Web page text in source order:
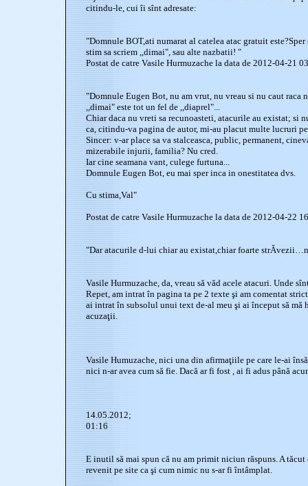
citindu-le, cui îi sînt adresate:
"Domnule BOT,ati numarat al catelea atac gratuit
stim sa scriem ,,dimai", sau alte nazbatii! "
Postat de catre Vasile Hurmuzache la data de 2012-04-21
"Domnule Eugen Bot, nu am vrut, nu vreau si nu caut raca
,,dimai" este tot un fel de ,,diaprel"...
Chiar daca nu vreti sa recunoasteti, atacurile au existat; si
ca, citindu-va pagina de autor, mi-au placut multe lucruri
Sincer: v-ar place sa va stalceasca, public, permanent,
mizerabile injurii, familia? Nu cred.
Iar cine seamana vant, culege furtuna...
Domnule Eugen Bot, eu mai sper inca in onestitatea dvs.
Cu stima,Val"
Postat de catre Vasile Hurmuzache la data de 2012-04-22
"Dar atacurile d-lui chiar au existat,chiar foarte
Vasile Hurmuzache, da, vreau să văd acele atacuri. Unde
Repet, am intrat în pagina ta pe 2 texte şi am comentat
ai intrat în subsolul unui text de-al meu şi ai început să mă
acuzaţii.
Vasile Humuzache, nici una din afirmaţiile pe care le-ai
nici n-ar avea cum să fie. Dacă ar fi fost , ai fi adus până
14.05.2012;
01:16
E inutil să mai spun că nu am primit niciun răspuns. A tăcut
revenit pe site ca şi cum nimic nu s-ar fi întâmplat.